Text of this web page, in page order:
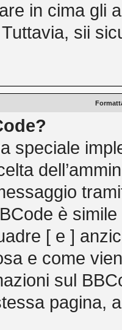
in cima gli
sii
speciale
è
[ e ]
e come
sul
pagina,